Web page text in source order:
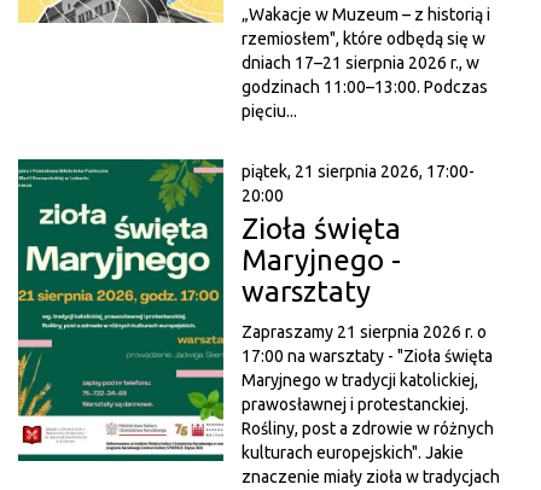
„Wakacje w Muzeum – z historią i
rzemiosłem", które odbędą się w
dniach 17–21 sierpnia 2026 r., w
godzinach 11:00–13:00. Podczas
pięciu...
piątek, 21 sierpnia 2026, 17:00-
20:00
Zioła święta
Maryjnego -
warsztaty
Zapraszamy 21 sierpnia 2026 r. o
17:00 na warsztaty - "Zioła święta
Maryjnego w tradycji katolickiej,
prawosławnej i protestanckiej.
Rośliny, post a zdrowie w różnych
kulturach europejskich". Jakie
znaczenie miały zioła w tradycjach